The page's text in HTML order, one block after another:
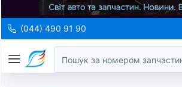
(044) 490 91 90